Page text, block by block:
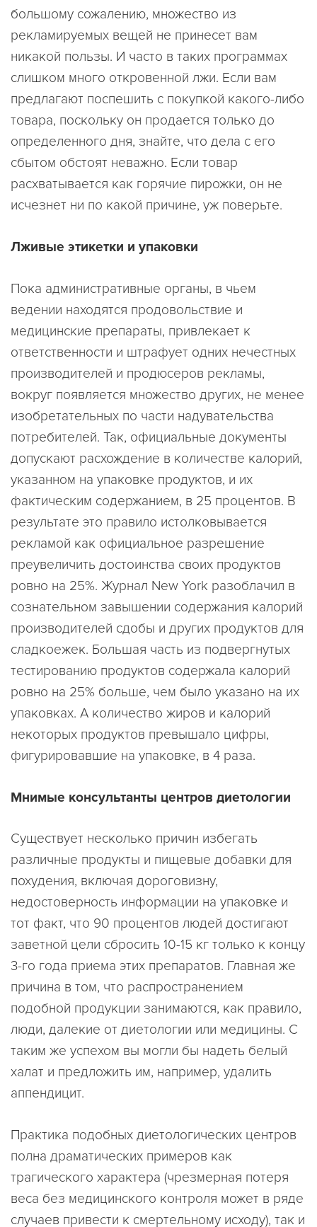
большому сожалению, множество из
рекламируемых вещей не принесет вам
никакой пользы. И часто в таких программах
слишком много откровенной лжи. Если вам
предлагают поспешить с покупкой какого-либо
товара, поскольку он продается только до
определенного дня, знайте, что дела с его
сбытом обстоят неважно. Если товар
расхватывается как горячие пирожки, он не
исчезнет ни по какой причине, уж поверьте.
Лживые этикетки и упаковки
Пока административные органы, в чьем
ведении находятся продовольствие и
медицинские препараты, привлекает к
ответственности и штрафует одних нечестных
производителей и продюсеров рекламы,
вокруг появляется множество других, не менее
изобретательных по части надувательства
потребителей. Так, официальные документы
допускают расхождение в количестве калорий,
указанном на упаковке продуктов, и их
фактическим содержанием, в 25 процентов. В
результате это правило истолковывается
рекламой как официальное разрешение
преувеличить достоинства своих продуктов
ровно на 25%. Журнал New York разоблачил в
сознательном завышении содержания калорий
производителей сдобы и других продуктов для
сладкоежек. Большая часть из подвергнутых
тестированию продуктов содержала калорий
ровно на 25% больше, чем было указано на их
упаковках. А количество жиров и калорий
некоторых продуктов превышало цифры,
фигурировавшие на упаковке, в 4 раза.
Мнимые консультанты центров диетологии
Существует несколько причин избегать
различные продукты и пищевые добавки для
похудения, включая дороговизну,
недостоверность информации на упаковке и
тот факт, что 90 процентов людей достигают
заветной цели сбросить 10-15 кг только к концу
3-го года приема этих препаратов. Главная же
причина в том, что распространением
подобной продукции занимаются, как правило,
люди, далекие от диетологии или медицины. С
таким же успехом вы могли бы надеть белый
халат и предложить им, например, удалить
аппендицит.
Практика подобных диетологических центров
полна драматических примеров как
трагического характера (чрезмерная потеря
веса без медицинского контроля может в ряде
случаев привести к смертельному исходу), так и